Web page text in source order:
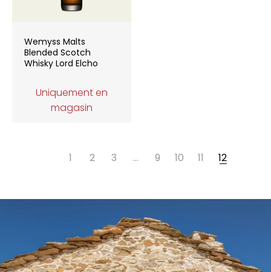
Wemyss Malts
Blended Scotch
Whisky Lord Elcho
Uniquement en
magasin
1 2 3 … 9 10 11 12